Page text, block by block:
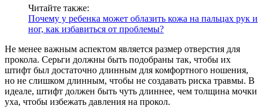
Читайте также:
Почему у ребенка может облазить кожа на пальцах рук и
ног, как избавиться от проблемы?
Не менее важным аспектом является размер отверстия для
прокола. Серьги должны быть подобраны так, чтобы их
штифт был достаточно длинным для комфортного ношения,
но не слишком длинным, чтобы не создавать риска травмы. В
идеале, штифт должен быть чуть длиннее, чем толщина мочки
уха, чтобы избежать давления на прокол.